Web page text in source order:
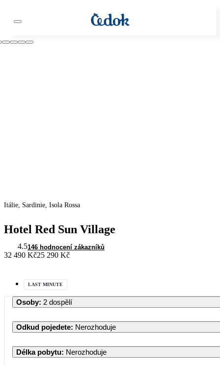
Itálie, Sardinie, Isola Rossa
Hotel Red Sun Village
4.5146 hodnocení zákazníků
32 490 Kč25 290 Kč
LAST MINUTE
Osoby: 2 dospělí
Odkud pojedete: Nerozhoduje
Délka pobytu: Nerozhoduje